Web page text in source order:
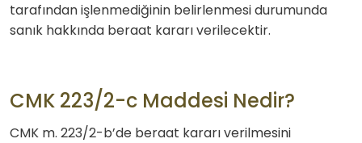
tarafından işlenmediğinin belirlenmesi durumunda
sanık hakkında beraat kararı verilecektir.
CMK 223/2-c Maddesi Nedir?
CMK m. 223/2-b’de beraat kararı verilmesini